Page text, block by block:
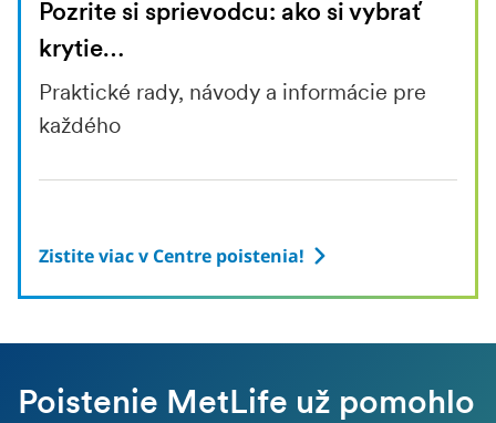
Pozrite si sprievodcu: ako si vybrať
krytie…
Praktické rady, návody a informácie pre
každého
Zistite viac v Centre poistenia!
Poistenie MetLife už pomohlo